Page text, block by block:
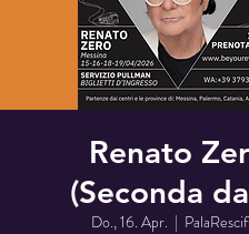
Renato
(Seconda
Do., 16. Apr.
  |